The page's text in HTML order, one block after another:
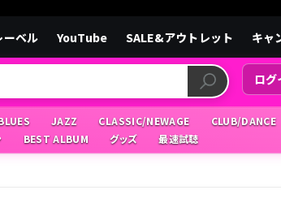
ーベル YouTube SALE&アウトレット キャ
ログ
JAZZ CLASSIC/NEWAGE CLUB/DANCE
BEST ALBUM グッズ 最速試聴